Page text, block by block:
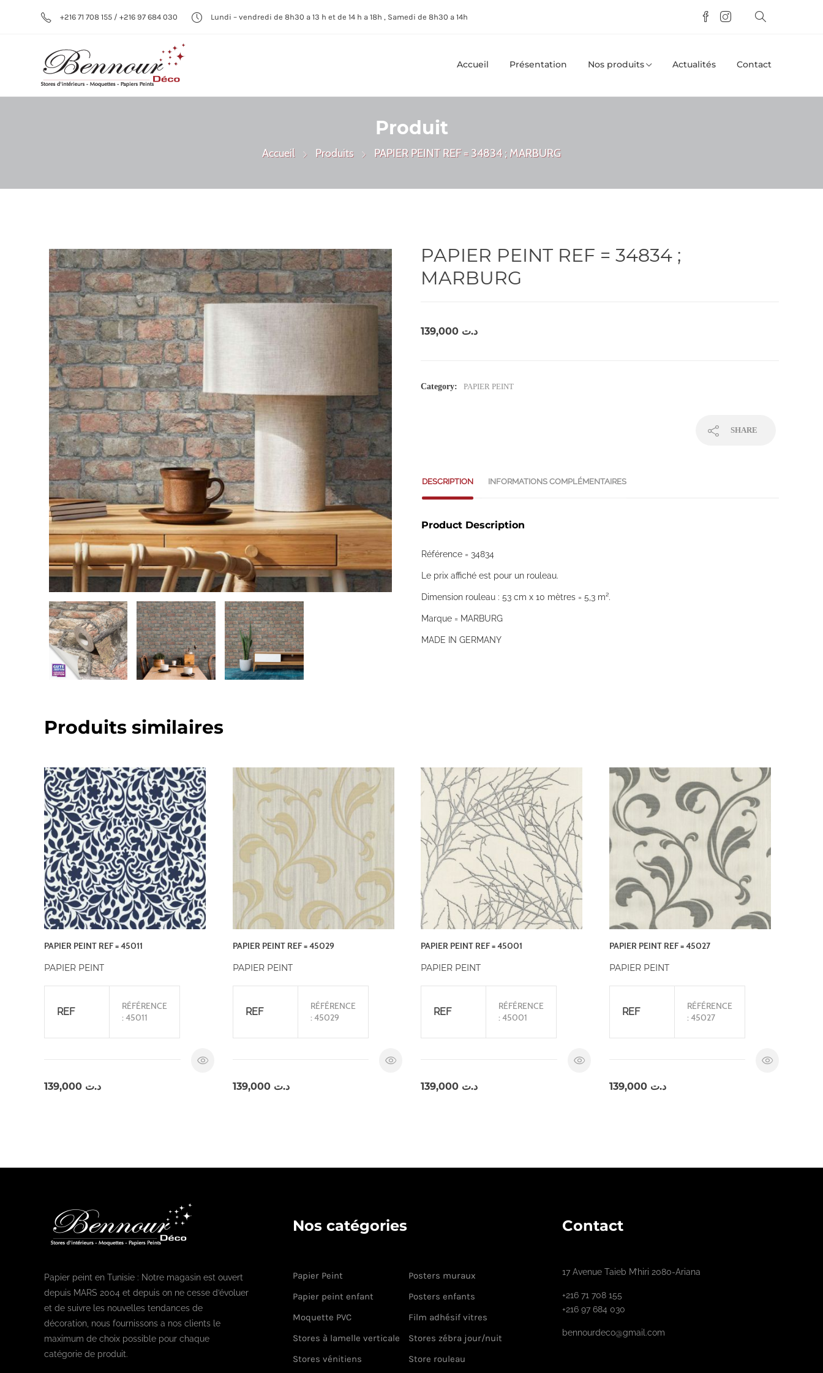
+216 71 708 155 / +216 97 684 030 Lundi – vendredi de 8h30 a 13 h et de 14 h a 18h , Samedi de 8h30 a 14h
Accueil Présentation Nos produits Actualités Contact
Produit
Accueil Produits PAPIER PEINT REF = 34834 ; MARBURG
PAPIER PEINT REF = 34834 ;
MARBURG
د.ت
Category: PAPIER PEINT
SHARE
DESCRIPTION INFORMATIONS COMPLÉMENTAIRES
Product Description
Référence = 34834
Le prix affiché est pour un rouleau.
Dimension rouleau : 53 cm x 10 mètres = 5,3 m².
Marque = MARBURG
MADE IN GERMANY
Produits similaires
PAPIER PEINT REF = 45011
PAPIER PEINT
REF
RÉFÉRENCE
: 45011
د.ت
PAPIER PEINT REF = 45029
PAPIER PEINT
REF
RÉFÉRENCE
: 45029
د.ت 139,000
PAPIER PEINT REF = 45001
PAPIER PEINT
REF
RÉFÉRENCE
: 45001
د.ت
PAPIER PEINT REF = 45027
PAPIER PEINT
REF
RÉFÉRENCE
: 45027
د.ت 139,000
Papier peint en Tunisie : Notre magasin est ouvert
depuis MARS 2004 et depuis on ne cesse d’évoluer
et de suivre les nouvelles tendances de
décoration, nous fournissons a nos clients le
maximum de choix possible pour chaque
catégorie de produit.
Nos catégories
Papier Peint
Posters muraux
Papier peint enfant
Posters enfants
Moquette PVC
Film adhésif vitres
Stores à lamelle verticale
Stores zébra jour/nuit
Stores vénitiens
Store rouleau
Contact
17 Avenue Taieb M’hiri 2080-Ariana
+216 71 708 155
+216 97 684 030
bennourdeco@gmail.com